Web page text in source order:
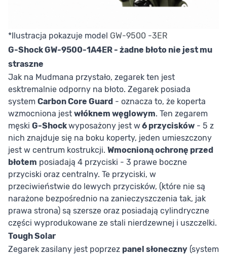
*Ilustracja pokazuje model GW-9500 -3ER
G-Shock GW-9500-1A4ER - żadne błoto nie jest mu
straszne
Jak na Mudmana przystało, zegarek ten jest
esktremalnie odporny na błoto. Zegarek posiada
system Carbon Core Guard - oznacza to, że koperta
wzmocniona jest włóknem węglowym. Ten zegarem
męski G-Shockwyposażony jest w6 przycisków - 5 z
nich znajduje się na boku koperty, jeden umieszczony
jest w centrum kostrukcji. Wmocnioną ochronę przed
błotem posiadają 4 przyciski - 3 prawe boczne
przyciski oraz centralny. Te przyciski, w
przeciwieństwie do lewych przycisków, (które nie są
narażone bezpośrednio na zanieczyszczenia tak, jak
prawa strona) są szersze oraz posiadają cylindryczne
części wyprodukowane ze stali nierdzewnej i uszczelki.
Tough Solar
Zegarek zasilany jest poprzez panel słoneczny (system